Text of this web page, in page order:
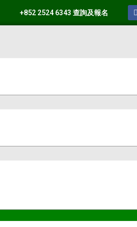
+852 2524 6343 查詢及報名